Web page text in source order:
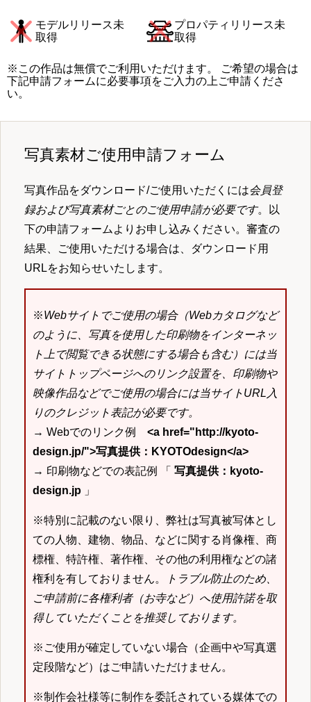
モデルリリース未
取得
プロパティリリース未
取得
※この作品は無償でご利用いただけます。 ご希望の場合は
下記申請フォームに必要事項をご入力の上ご申請くださ
い。
写真素材ご使用申請フォーム
写真作品をダウンロード/ご使用いただくには会員登
録および写真素材ごとのご使用申請が必要です。以
下の申請フォームよりお申し込みください。審査の
結果、ご使用いただける場合は、ダウンロード用
URLをお知らせいたします。
※Webサイトでご使用の場合（Webカタログなど
のように、写真を使用した印刷物をインターネッ
ト上で閲覧できる状態にする場合も含む）には当
サイトトップページへのリンク設置を、印刷物や
映像作品などでご使用の場合には当サイトURL入
りのクレジット表記が必要です。
→ Webでのリンク例 <a href="http://kyoto-
design.jp/">写真提供：KYOTOdesign</a>
→ 印刷物などでの表記例 「 写真提供：kyoto-
design.jp 」
※特別に記載のない限り、弊社は写真被写体とし
ての人物、建物、物品、などに関する肖像権、商
標権、特許権、著作権、その他の利用権などの諸
権利を有しておりません。
トラブル防止のため、
ご申請前に各権利者（お寺など）へ使用許諾を取
得していただくことを推奨しております。
※ご使用が確定していない場合（企画中や写真選
定段階など）はご申請いただけません。
※制作会社様等に制作を委託されている媒体での